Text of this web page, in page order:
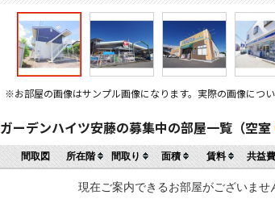
※お部屋の画像はサンプル画像になります。実際の画像につ
ガーデンハイツ安藤の募集中の部屋一覧（空室
間取図 所在階 間取り 面積 賃料 共益費
現在ご案内できるお部屋がございませ